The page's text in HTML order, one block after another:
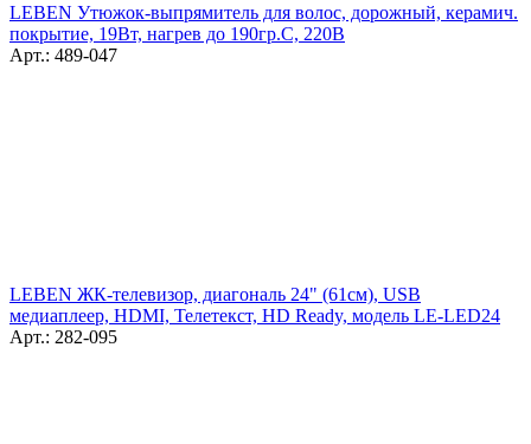
LEBEN Утюжок-выпрямитель для волос, дорожный, керамич.
покрытие, 19Вт, нагрев до 190гр.С, 220В
Арт.: 489-047
LEBEN ЖК-телевизор, диагональ 24" (61см), USB
медиаплеер, HDMI, Телетекст, HD Ready, модель LE-LED24
Арт.: 282-095